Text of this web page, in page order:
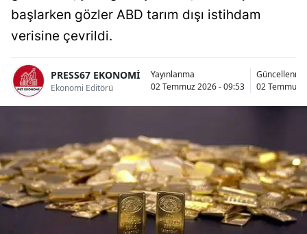
başlarken gözler ABD tarım dışı istihdam
verisine çevrildi.
PRESS67 EKONOMİ
Ekonomi Editörü
Yayınlanma
02 Temmuz 2026 - 09:53
Güncellenme
02 Temmuz